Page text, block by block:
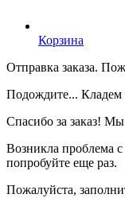
Корзина
Отправка заказа.
Подождите... Кладем
Спасибо за заказ!
Возникла проблема с
попробуйте еще раз.
Пожалуйста,